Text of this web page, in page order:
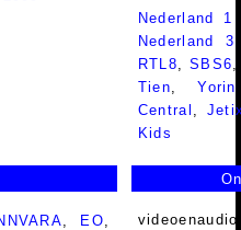
Nederland
Nederland
RTL8,SBS6
Tien,Yorin
Central ,
Kids
EO